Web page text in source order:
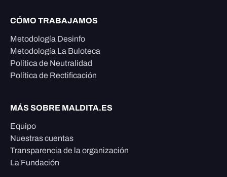
CÓMO TRABAJAMOS
Metodología Desinfo
Metodología La Buloteca
Política de Neutralidad
Política de Rectificación
MÁS SOBRE MALDITA.ES
Equipo
Nuestras cuentas
Transparencia de la organización
La Fundación